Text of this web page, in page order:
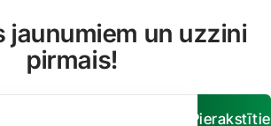
jaunumiem un uzzini
pirmais!